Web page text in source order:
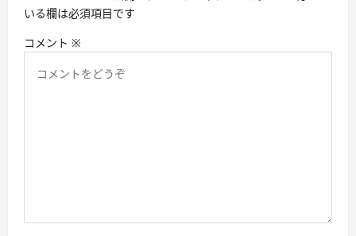
いる欄は必須項目です
コメント ※